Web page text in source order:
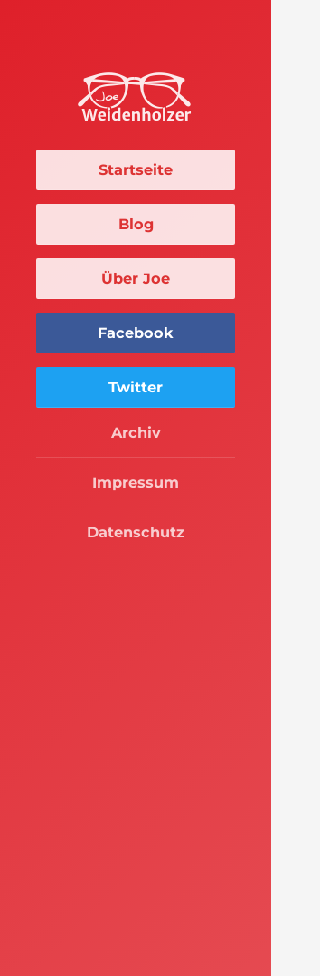
Startseite
Blog
Über Joe
Facebook
Twitter
Archiv
Impressum
Datenschutz